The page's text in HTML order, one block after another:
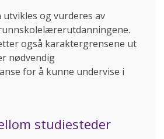
utvikles og vurderes av
også karaktergrensene ut
nødvendig
for å kunne undervise i
studiesteder